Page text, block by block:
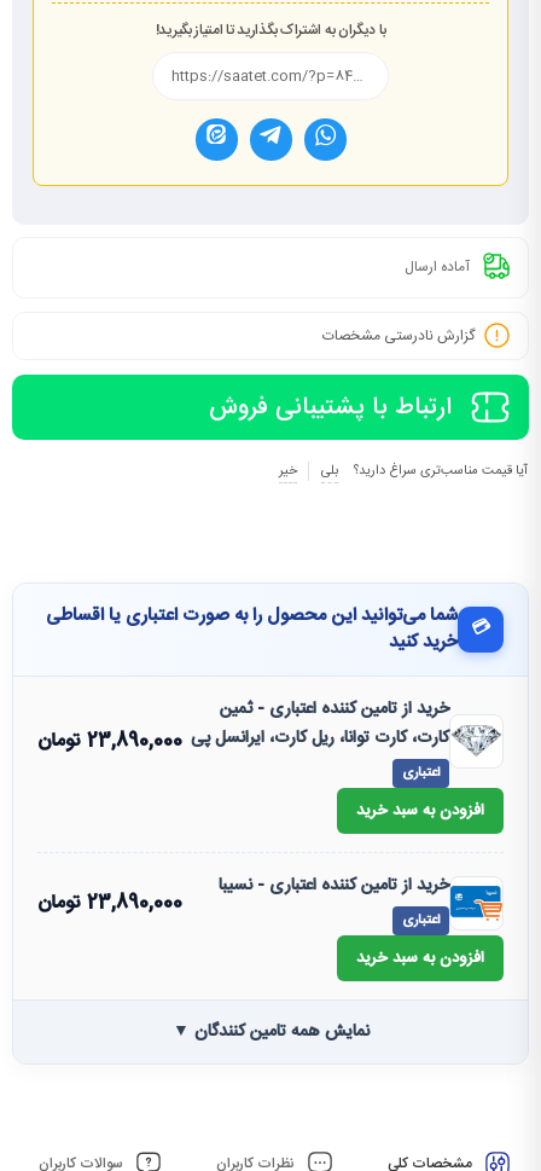
با دیگران به اشتراک بگذارید تا امتیاز بگیرید!
آماده ارسال
گزارش نادرستی مشخصات
ارتباط با پشتیبانی فروش
آیا قیمت مناسب‌تری سراغ دارید؟ بلی خیر
💳 شما می‌توانید این محصول را به صورت اعتباری یا اقساطی
خرید کنید
خرید از تامین کننده اعتباری - ثمین
کارت، کارت توانا، ریل کارت، ایرانسل پی
اعتباری
23,890,000تومان
افزودن به سبد خرید
خرید از تامین کننده اعتباری - نسیبا
اعتباری
23,890,000تومان
افزودن به سبد خرید
نمایش همه تامین کنندگان ▼
مشخصات کلی نظرات کاربران سوالات کاربران